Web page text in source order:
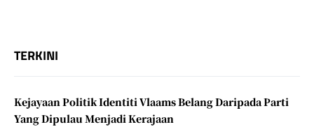
TERKINI
Kejayaan Politik Identiti Vlaams Belang Daripada Parti
Yang Dipulau Menjadi Kerajaan